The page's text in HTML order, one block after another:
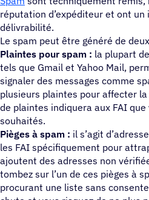
réputation d’expéditeur et ont
délivrabilité.
Le spam peut être généré de
Plaintes pour spam : la plupart
tels que Gmail et Yahoo Mail,
signaler des messages comme
plusieurs plaintes pour affecter
de plaintes indiquera aux FAI
souhaités.
Pièges à spam : il s’agit
les FAI spécifiquement pour
ajoutent des adresses non
tombez sur l’un de ces pièges à
procurant une liste sans